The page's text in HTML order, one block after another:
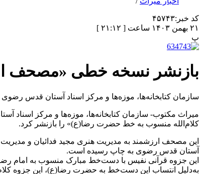
۲۱ بهمن ۱۴۰۳ ساعت [ ۲۱:۱۲ ]
پ
بازنشر نسخه خطی «مصحف
کلام‌الله منسوب به خط حضرت رضا(ع)» را بازنشر کرد.
آستان قدس رضوی به چاپ رسیده است.
این جزوه قرآنی نفیس با دست‌خط مبارک منسوب به امام
به‌دلیل انتساب این دست‌خط به حضرت رضا(ع)، این جزوه